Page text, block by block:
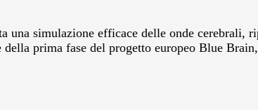
simulazione efficace delle onde cerebrali,
prima fase del progetto europeo Blue